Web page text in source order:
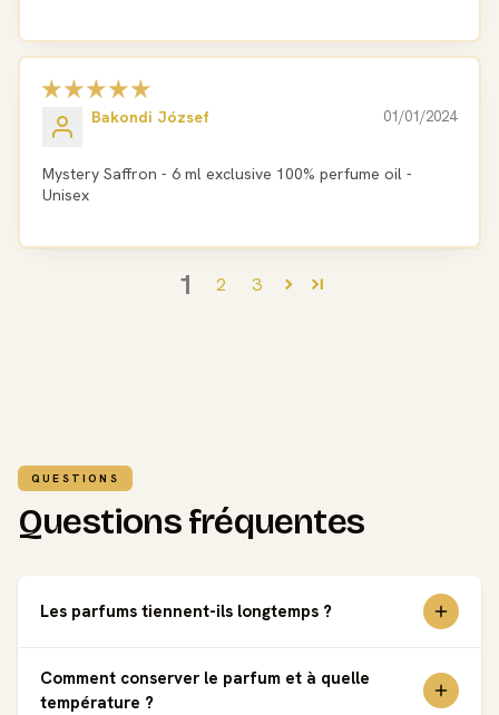
01/01/2024
Bakondi József
Mystery Saffron - 6 ml exclusive 100% perfume oil -
Unisex
1 2 3
QUESTIONS
Questions fréquentes
Les parfums tiennent-ils longtemps ?
Comment conserver le parfum et à quelle
température ?